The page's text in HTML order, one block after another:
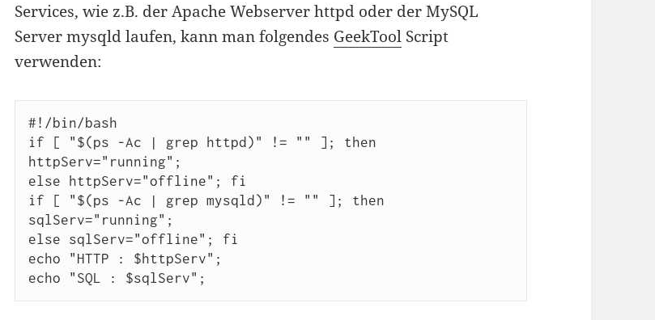
Services, wie z.B. der Apache Webserver httpd oder der MySQL
Server mysqld laufen, kann man folgendes GeekTool Script
verwenden:
#!/bin/bash
if [ "$(ps -Ac | grep httpd)" != "" ]; then
httpServ="running";
else httpServ="offline"; fi
if [ "$(ps -Ac | grep mysqld)" != "" ]; then
sqlServ="running";
else sqlServ="offline"; fi
echo "HTTP : $httpServ";
echo "SQL : $sqlServ";